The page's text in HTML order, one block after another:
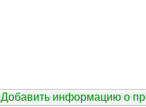
Добавить информацию о